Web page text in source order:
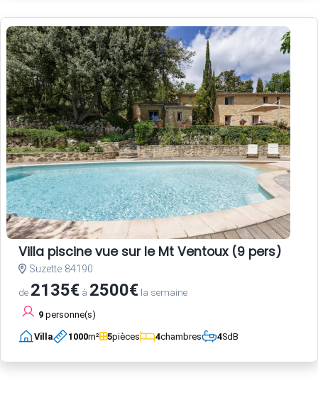
Villa piscine vue sur le Mt Ventoux (9 pers)
Suzette 84190
de 2135€ à 2500€ la semaine
9 personne(s)
Villa 1000m² 5pièces 4chambres 4SdB